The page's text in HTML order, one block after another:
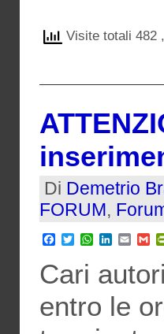
Visite totali 482
Di Demetrio
FORUM,
Facebook
TwitterWhatsApp
LinkedIn
Email
Cari
entro le